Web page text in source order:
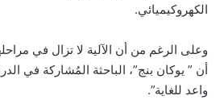
الكهروكيميائي.
وعلى الرغم من أن الآلية لا تزال في
أن ” يوكان بنج”، الباحثة المُشاركة في
واعد للغاية”.